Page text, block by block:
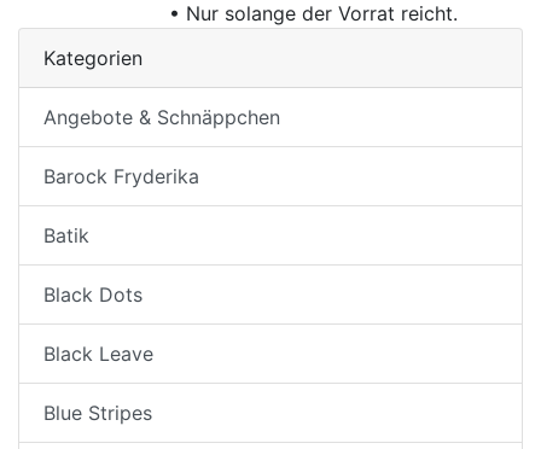
• Nur solange der Vorrat reicht.
Kategorien
Angebote & Schnäppchen
Barock Fryderika
Batik
Black Dots
Black Leave
Blue Stripes